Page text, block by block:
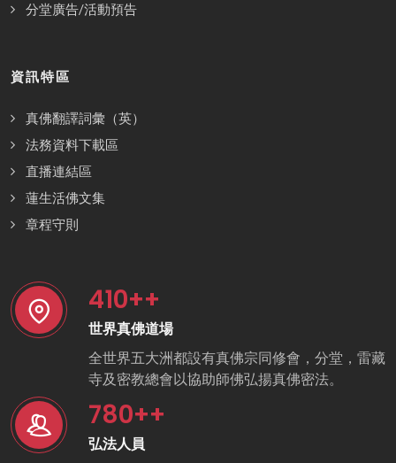
分堂廣告/活動預告
資訊特區
真佛翻譯詞彙（英）
法務資料下載區
直播連結區
蓮生活佛文集
章程守則
410++
世界真佛道場
全世界五大洲都設有真佛宗同修會，分堂，雷藏
寺及密教總會以協助師佛弘揚真佛密法。
780++
弘法人員